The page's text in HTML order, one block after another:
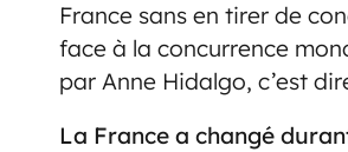
France sans en tirer de
face à la concurrence
par Anne Hidalgo, c’est
La France a changé